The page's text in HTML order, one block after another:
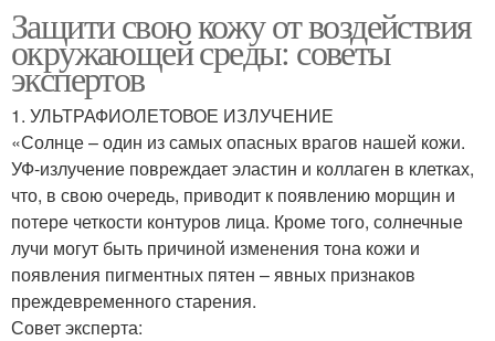
Защити свою кожу от воздействия
окружающей среды: советы
экспертов
1. УЛЬТРАФИОЛЕТОВОЕ ИЗЛУЧЕНИЕ
«Солнце – один из самых опасных врагов нашей кожи.
УФ-излучение повреждает эластин и коллаген в клетках,
что, в свою очередь, приводит к появлению морщин и
потере четкости контуров лица. Кроме того, солнечные
лучи могут быть причиной изменения тона кожи и
появления пигментных пятен – явных признаков
преждевременного старения.
Совет эксперта: